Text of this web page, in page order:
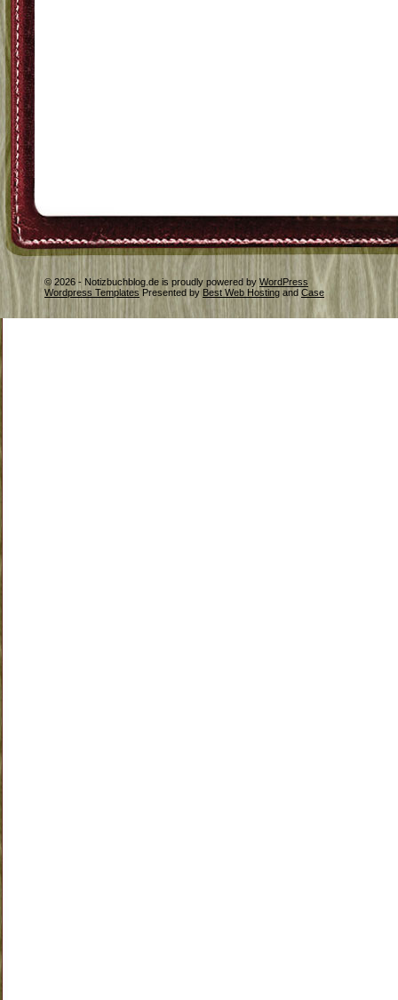
© 2026 - Notizbuchblog.de is proudly powered by WordPress
Wordpress Templates Presented by Best Web Hosting and Case